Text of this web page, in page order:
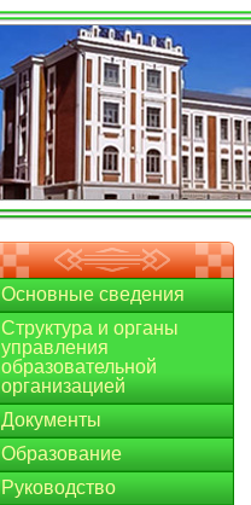
Основные сведения
Структура и органы
управления
образовательной
организацией
Документы
Образование
Руководство